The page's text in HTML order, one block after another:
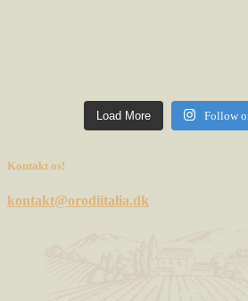
Load More Follow
Kontakt os!
kontakt@orodiitalia.dk